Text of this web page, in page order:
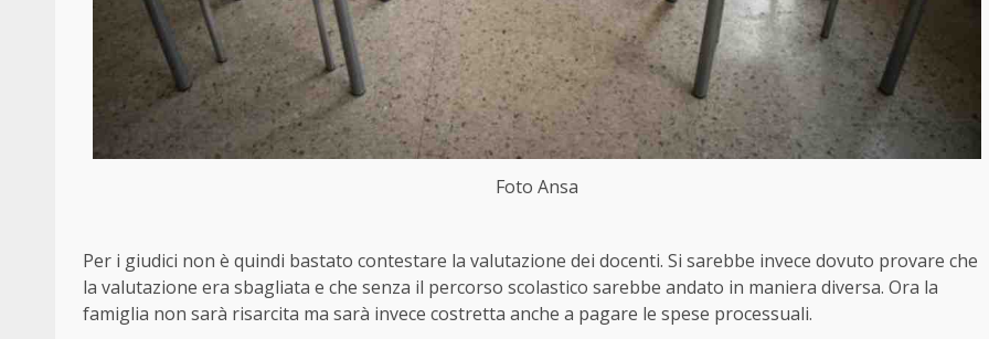
Foto Ansa
Per i giudici non è quindi bastato contestare la valutazione dei docenti. Si sarebbe invece dovuto provare che
la valutazione era sbagliata e che senza il percorso scolastico sarebbe andato in maniera diversa. Ora la
famiglia non sarà risarcita ma sarà invece costretta anche a pagare le spese processuali.